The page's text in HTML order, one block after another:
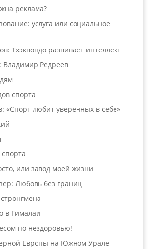
реклама?
услуга или социальное
Тхэквондо развивает интеллект
Владимир Редреев
спорта
«Спорт любит уверенных в себе»
или завод моей жизни
Любовь без границ
в Гималаи
по нездоровью!
Европы на Южном Урале